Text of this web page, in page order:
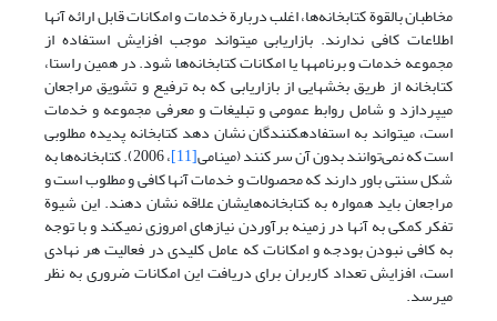
مخاطبان بالقوة کتابخانه‌ها، اغلب دربارة خدمات و امکانات قابل ارائه آنها
اطلاعات کافی ندارند. بازاریابی می‏تواند موجب افزایش استفاده از
مجموعه خدمات و برنامه‏ها یا امکانات کتابخانه‌ها شود. در همین راستا،
کتابخانه از طریق بخش‏هایی از بازاریابی که به ترفیع و تشویق مراجعان
می‏پردازد و شامل روابط عمومی و تبلیغات و معرفی مجموعه و خدمات
است، می‏تواند به استفاده‏کنندگان نشان دهد کتابخانه پدیده مطلوبی
است که نمی‌توانند بدون آن سر کنند (مینامی[11] ، 2006). کتابخانه‌ها به
شکل سنتی باور دارند که محصولات و خدمات آنها کافی و مطلوب است و
مراجعان باید همواره به کتابخانه‌هایشان علاقه نشان دهند. این شیوة
تفکر کمکی به آنها در زمینه برآوردن نیازهای امروزی نمی‏کند و با توجه
به کافی نبودن بودجه و امکانات که عامل کلیدی در فعالیت هر نهادی
است، افزایش تعداد کاربران برای دریافت این امکانات ضروری به نظر
می‏رسد.